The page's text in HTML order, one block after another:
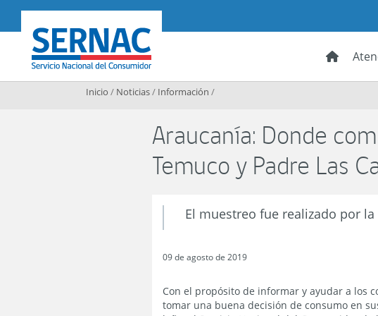
SERNAC
Inicio / Noticias/ Información /
Araucanía: Donde
Temuco y Padre Las
El muestreo fue realizado por
09 de agosto de 2019
Con el propósito de informar y ayudar a los
tomar una buena decisión de consumo en